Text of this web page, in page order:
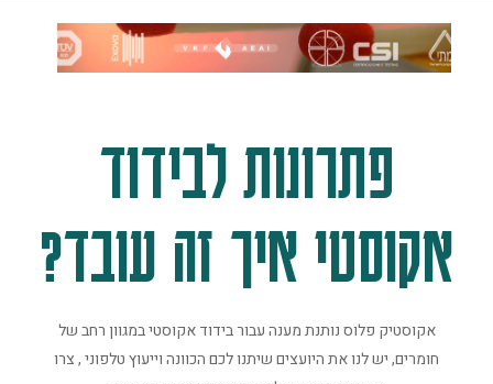
פתרונות לבידוד
אקוסטי איך זה עובד?
אקוסטיק פלוס נותנת מענה עבור בידוד אקוסטי במגוון רחב של
חומרים, יש לנו את היועצים שיתנו לכם הכוונה וייעוץ טלפוני , צרו